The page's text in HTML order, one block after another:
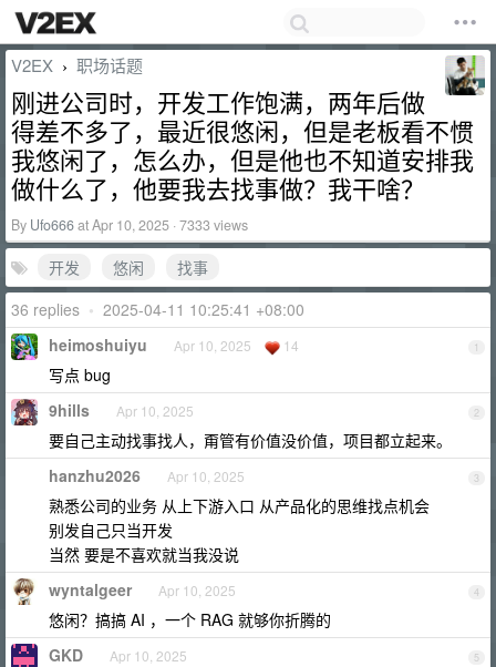
V2EX › 职场话题
刚进公司时，开发工作饱满，两年后做
得差不多了，最近很悠闲，但是老板看不惯
我悠闲了，怎么办，但是他也不知道安排我
做什么了，他要我去找事做？我干啥？
By Ufo666at Apr 10, 2025 · 7333 views
开发 悠闲
找事
36 replies • 2025-04-11 10:25:41 +08:00
1
heimoshuiyu Apr 10, 2025 14
写点 bug
2
9hills Apr 10, 2025
要自己主动找事找人，甭管有价值没价值，项目都立起来。
3
hanzhu2026 Apr 10, 2025
熟悉公司的业务 从上下游入口 从产品化的思维找点机会
别发自己只当开发
当然 要是不喜欢就当我没说
4
wyntalgeer Apr 10, 2025
悠闲？搞搞 AI ，一个 RAG 就够你折腾的
5
GKD Apr 10, 2025